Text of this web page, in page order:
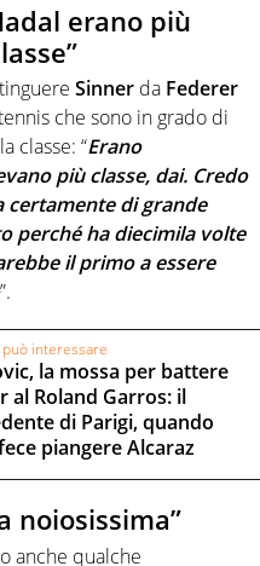
erano più
Sinner da Federer
che sono in grado di
classe: “Erano
più classe, dai. Credo
certamente di grande
perché ha diecimila volte
il primo a essere
”.
interessare
la mossa per battere
al Roland Garros: il
di Parigi, quando
piangere Alcaraz
noiosissima”
anche qualche